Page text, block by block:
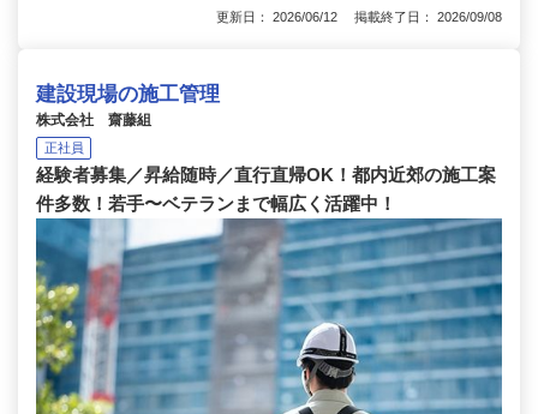
更新日： 2026/06/12 掲載終了日： 2026/09/08
建設現場の施工管理
株式会社 齋藤組
正社員
経験者募集／昇給随時／直行直帰OK！都内近郊の施工案
件多数！若手〜ベテランまで幅広く活躍中！